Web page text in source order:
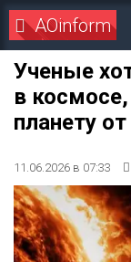
AOinform
Ученые
в
планету
11.06.2026 в 07:33